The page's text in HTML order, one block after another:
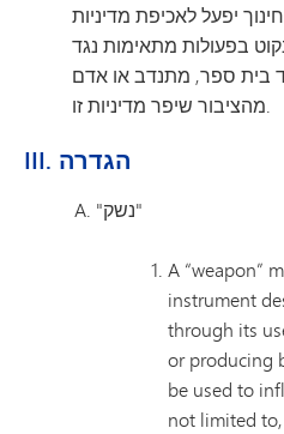
יפעל לאכיפת מדיניות
בפעולות מתאימות נגד
בית ספר, מתנדב או אדם
מהציבור שיפר מדיניות זו.
III. הגדרה
"נשק"
A “weapon”
instrument
through its
or producing
be used to
not limited